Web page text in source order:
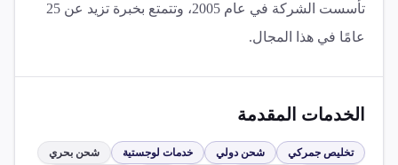
تأسست الشركة في عام 2005، وتتمتع بخبرة تزيد عن 25
عامًا في هذا المجال.
الخدمات المقدمة
تخليص جمركي شحن دولي خدمات لوجستية
شحن بحري